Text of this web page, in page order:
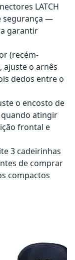
LATCH
segurança —
garantir
(recém-
ajuste o arnês
dedos entre o
o encosto de
atingir
frontal e
3 cadeirinhas
de comprar
compactos